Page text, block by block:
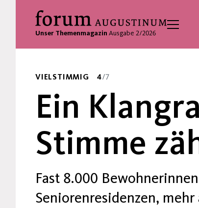
Unser Themenmagazin Ausgabe 2/2026
VIELSTIMMIG 4/7
Ein
Stimme
Fast 8.000
Seniorenresidenzen,